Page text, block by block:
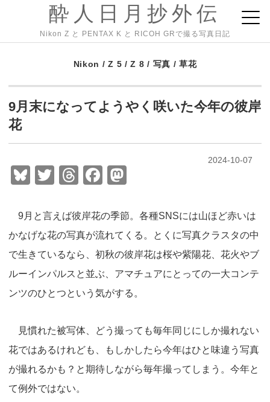
酔人日月抄外伝
Nikon Z と PENTAX K と RICOH GRで撮る写真日記
Nikon /Z 5 /Z 8 / 写真 /草花
9月末になってようやく咲いた今年の彼岸
花
2024-10-07
Bl
e
sk
y
T
tt
er
T
e
a
d
s
F
c
e
b
o
o
st
o
d
o
n
9月と言えば彼岸花の季節。各種SNSには山ほど赤いは
かなげな花の写真が流れてくる。とくに写真クラスタの中
で生きているなら、初秋の彼岸花は桜や紫陽花、花火やブ
ルーインパルスと並ぶ、アマチュアにとっての一大コンテ
ンツのひとつという気がする。
見慣れた被写体、どう撮っても毎年同じにしか撮れない
花ではあるけれども、もしかしたら今年はひと味違う写真
が撮れるかも？と期待しながら毎年撮ってしまう。今年と
て例外ではない。